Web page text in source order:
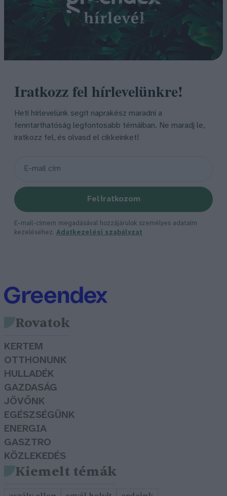
Iratkozz fel hírlevelünkre!
Heti hírlevelünk segít naprakész maradni a
fenntarthatóság legfontosabb témáiban. Ne maradj le,
iratkozz fel, és olvasd el cikkeinket!
Feliratkozom
E-mail-címem megadásával hozzájárulok személyes adataim
kezeléséhez. Adatkezelési szabályzat
Rovatok
KERTEM
OTTHONUNK
HULLADÉK
GAZDASÁG
JÖVŐNK
EGÉSZSÉGÜNK
ENERGIA
GASZTRO
KÖZLEKEDÉS
Kiemelt témák